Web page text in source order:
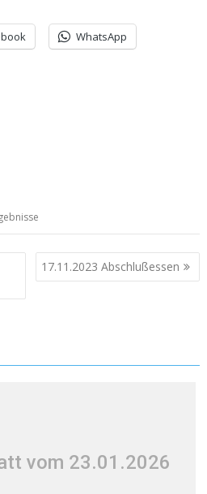
WhatsApp
17.11.2023 Abschlußessen
vom 23.01.2026